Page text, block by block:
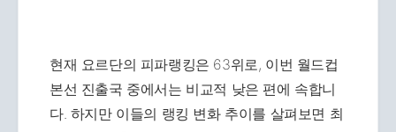
현재 요르단의 피파랭킹은 63위로, 이번 월드컵
본선 진출국 중에서는 비교적 낮은 편에 속합니
다. 하지만 이들의 랭킹 변화 추이를 살펴보면 최